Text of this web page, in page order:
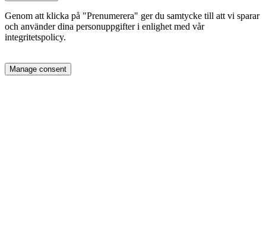
Genom att klicka på "Prenumerera" ger du samtycke till att vi sparar
och använder dina personuppgifter i enlighet med vår
integritetspolicy.
Manage consent